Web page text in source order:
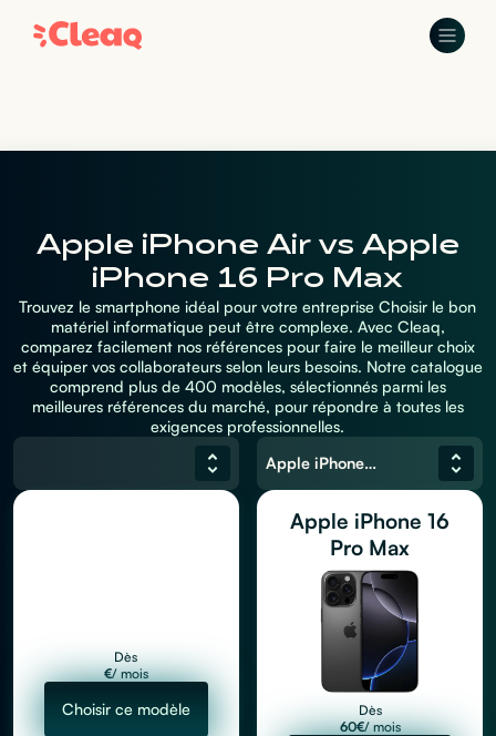
Apple iPhone Air vs Apple
iPhone 16 Pro Max
Trouvez le smartphone idéal pour votre entreprise Choisir le bon
matériel informatique peut être complexe. Avec Cleaq,
comparez facilement nos références pour faire le meilleur choix
et équiper vos collaborateurs selon leurs besoins. Notre catalogue
comprend plus de 400 modèles, sélectionnés parmi les
meilleures références du marché, pour répondre à toutes les
exigences professionnelles.
Dès
€/ mois
Choisir ce modèle
Apple iPhone 16 Pro Max
Apple iPhone 16
Pro Max
Dès
60€/ mois